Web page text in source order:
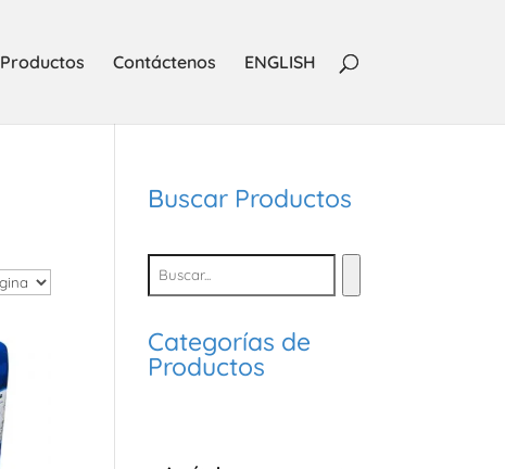
Productos Contáctenos ENGLISH
Buscar Productos
Categorías de
Productos